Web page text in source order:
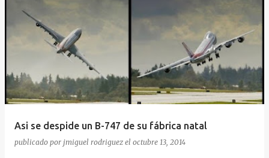
Asi se despide un B-747 de su fábrica natal
publicado por jmiguel rodriguez el octubre 13, 2014